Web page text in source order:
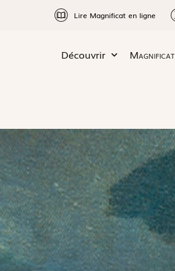
Lire Magnificat en ligne
Découvrir Magnificat